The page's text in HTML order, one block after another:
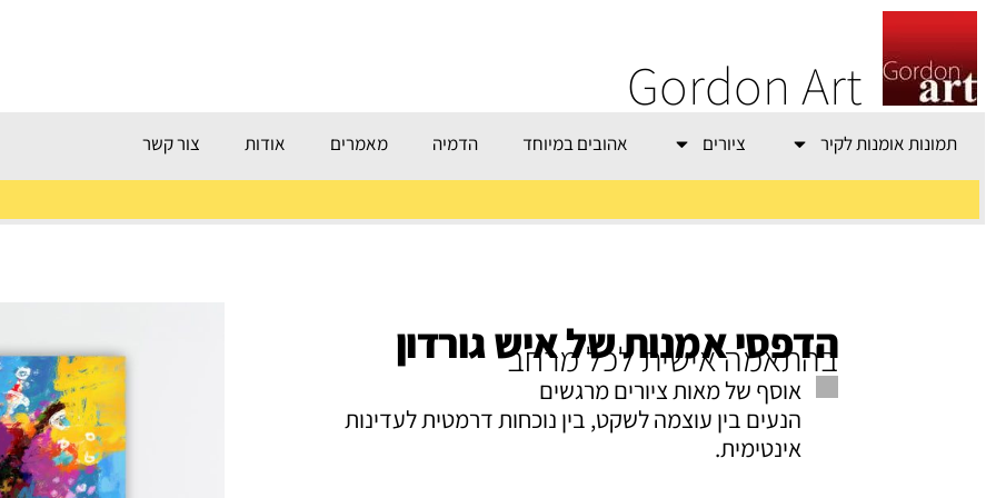
Gordon Art
תמונות אומנות לקיר ציורים אהובים במיוחד הדמיה מאמרים אודות צור קשר
הדפסי אמנות של איש גורדון
בהתאמה אישית לכל מרחב
אוסף של מאות ציורים מרגשים
הנעים בין עוצמה לשקט, בין נוכחות דרמטית לעדינות
אינטימית.